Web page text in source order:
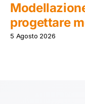
Migliori
BIM
30 Luglio 2026